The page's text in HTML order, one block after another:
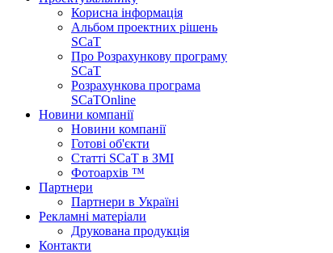
Корисна інформація
Альбом проектних рішень
SCaT
Про Розрахункову програму
SCaT
Розрахункова програма
SCaTOnline
Новини компанії
Новини компанії
Готові об'єкти
Статті SCaT в ЗМІ
Фотоархів ™
Партнери
Партнери в Україні
Рекламні матеріали
Друкована продукція
Контакти